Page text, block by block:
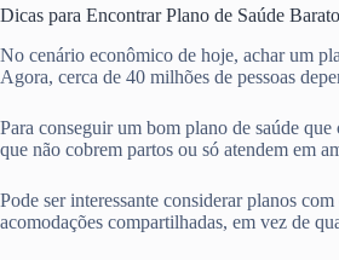
Dicas para Encontrar Plano de Saúde
No cenário econômico de hoje, achar um
Agora, cerca de 40 milhões de pessoas
Para conseguir um bom plano de saúde
que não cobrem partos ou só atendem em
Pode ser interessante considerar planos
acomodações compartilhadas, em vez de